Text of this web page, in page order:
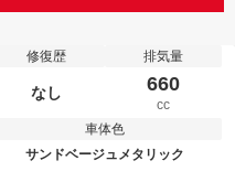
修復歴
なし
排気量
660
cc
車体色
サンドベージュメタリック